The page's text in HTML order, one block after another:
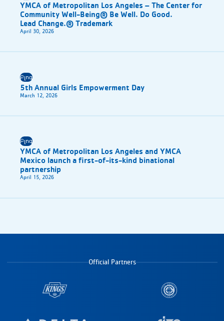
YMCA of Metropolitan Los Angeles – The Center for
Community Well-Being® Be Well. Do Good.
Lead Change.® Trademark
April 30, 2026
Բլոգ
5th Annual Girls Empowerment Day
March 12, 2026
Բլոգ
YMCA of Metropolitan Los Angeles and YMCA
Mexico launch a first-of-its-kind binational
partnership
April 15, 2026
Official Partners